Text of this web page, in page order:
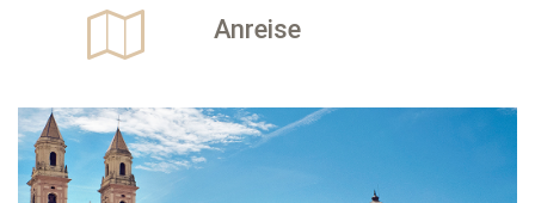
Anreise
Previous Next